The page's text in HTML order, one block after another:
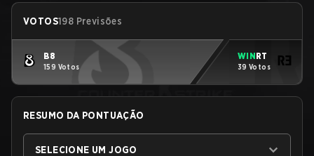
VOTOS198 Previsões
B8
159 Votos
WINRT
39 Votos
RESUMO DA PONTUAÇÃO
SELECIONE UM JOGO